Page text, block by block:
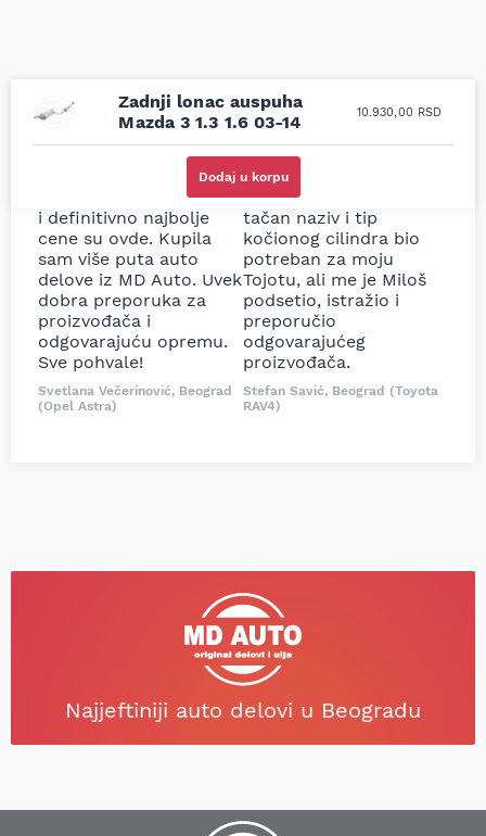
Zadnji lonac auspuha
Mazda 3 1.3 1.6 03-14
10.930,00 RSD
Dodaj u korpu
Uporedila sam sve
prodavnice auto delova
i definitivno najbolje
cene su ovde. Kupila
sam više puta auto
delove iz MD Auto. Uvek
dobra preporuka za
proizvođača i
odgovarajuću opremu.
Sve pohvale!
Svetlana Večerinović, Beograd
(Opel Astra)
Odlična usluga i
ljubazni prodavci.
Nisam bio siguran koji je
tačan naziv i tip
kočionog cilindra bio
potreban za moju
Tojotu, ali me je Miloš
podsetio, istražio i
preporučio
odgovarajućeg
proizvođača.
Stefan Savić, Beograd (Toyota
RAV4)
Najjeftiniji auto delovi u Beogradu